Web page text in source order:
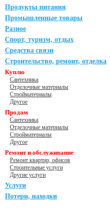
Продукты питания
Промышленные товары
Разное
Спорт, туризм, отдых
Средства связи
Строительство, ремонт, отделка
Куплю
Сантехника
Отделочные материалы
Стройматериалы
Другое
Продам
Сантехника
Отделочные материалы
Стройматериалы
Другое
Ремонт и обслуживание
Ремонт квартир, офисов
Строительные услуги
Другие услуги
Услуги
Потери, находки